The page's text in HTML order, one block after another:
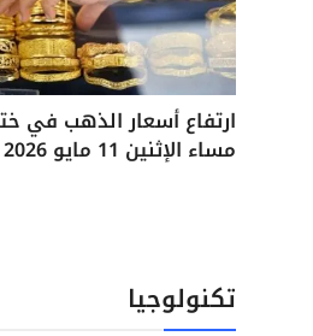
ارتفاع أسعار الذهب في
مساء الإثنين 11 مايو 2026
تكنولوجيا